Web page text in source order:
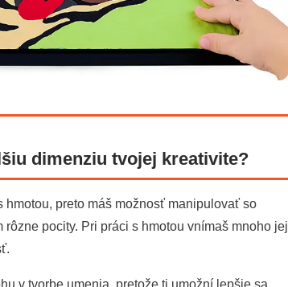
dimenziu tvojej kreativite?
hmotou, preto máš možnosť manipulovať so
pocity. Pri práci s hmotou vnímaš mnoho jej
v tvorbe umenia, pretože ti umožní lepšie sa